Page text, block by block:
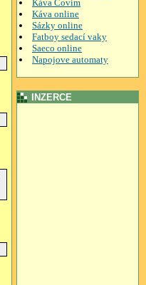
Káva Covim
Káva online
Sázky online
Fatboy sedací vaky
Saeco online
Napojove automaty
INZERCE